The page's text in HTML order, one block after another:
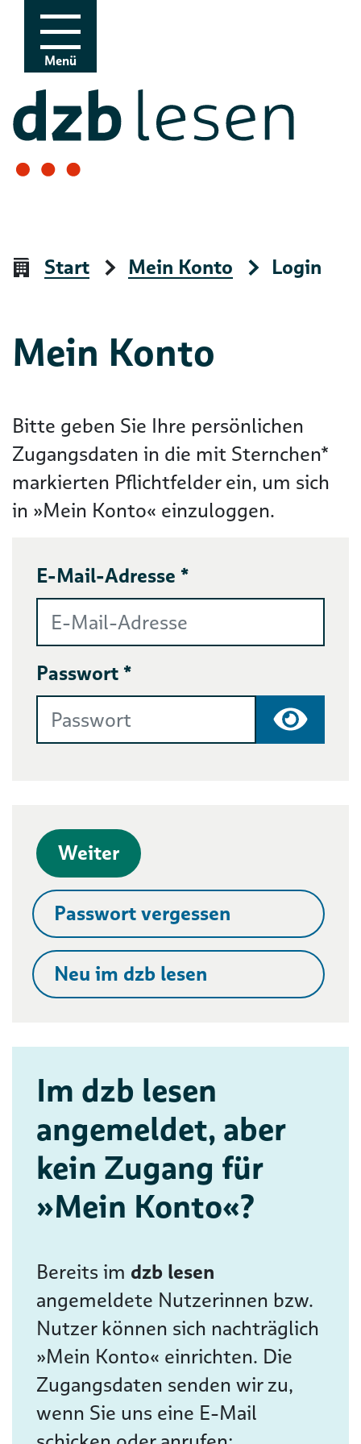
Zur Navigation
Zum Inhalt
Menü
Start Mein Konto Login
Mein Konto
Bitte geben Sie Ihre persönlichen
Zugangsdaten in die mit Sternchen*
markierten Pflichtfelder ein, um sich
in »Mein Konto« einzuloggen.
E-Mail-Adresse *
Passwort *
Weiter
Passwort vergessen
Neu im dzb lesen
Im dzb lesen
angemeldet, aber
kein Zugang für
»Mein Konto«?
Bereits im dzb lesen
angemeldete Nutzerinnen bzw.
Nutzer können sich nachträglich
»Mein Konto« einrichten. Die
Zugangsdaten senden wir zu,
wenn Sie uns eine E-Mail